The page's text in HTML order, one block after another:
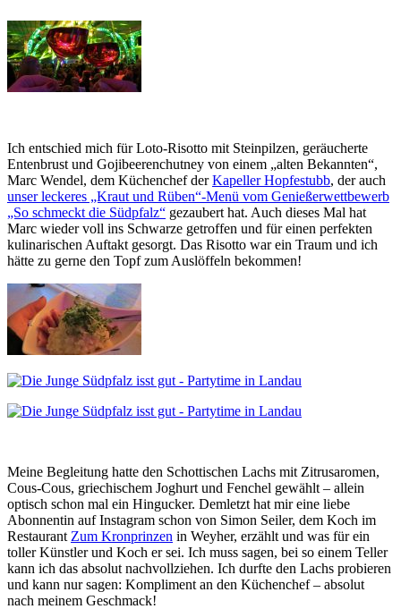
Ich entschied mich für Loto-Risotto mit Steinpilzen, geräucherte
Entenbrust und Gojibeerenchutney von einem „alten Bekannten“,
Marc Wendel, dem Küchenchef derKapeller Hopfestubb, der auch
unser leckeres „Kraut und Rüben“-Menü vom Genießerwettbewerb
„So schmeckt die Südpfalz“ gezaubert hat. Auch dieses Mal hat
Marc wieder voll ins Schwarze getroffen und für einen perfekten
kulinarischen Auftakt gesorgt. Das Risotto war ein Traum und ich
hätte zu gerne den Topf zum Auslöffeln bekommen!
Meine Begleitung hatte den Schottischen Lachs mit Zitrusaromen,
Cous-Cous, griechischem Joghurt und Fenchel gewählt – allein
optisch schon mal ein Hingucker. Demletzt hat mir eine liebe
Abonnentin auf Instagram schon von Simon Seiler, dem Koch im
Restaurant Zum Kronprinzen in Weyher, erzählt und was für ein
toller Künstler und Koch er sei. Ich muss sagen, bei so einem Teller
kann ich das absolut nachvollziehen. Ich durfte den Lachs probieren
und kann nur sagen: Kompliment an den Küchenchef – absolut
nach meinem Geschmack!